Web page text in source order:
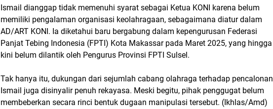
Ismail dianggap tidak memenuhi syarat sebagai Ketua KONI karena belum
memiliki pengalaman organisasi keolahragaan, sebagaimana diatur dalam
AD/ART KONI. Ia diketahui baru bergabung dalam kepengurusan Federasi
Panjat Tebing Indonesia (FPTI) Kota Makassar pada Maret 2025, yang hingga
kini belum dilantik oleh Pengurus Provinsi FPTI Sulsel.
Tak hanya itu, dukungan dari sejumlah cabang olahraga terhadap pencalonan
Ismail juga disinyalir penuh rekayasa. Meski begitu, pihak penggugat belum
membeberkan secara rinci bentuk dugaan manipulasi tersebut. (Ikhlas/Amd)